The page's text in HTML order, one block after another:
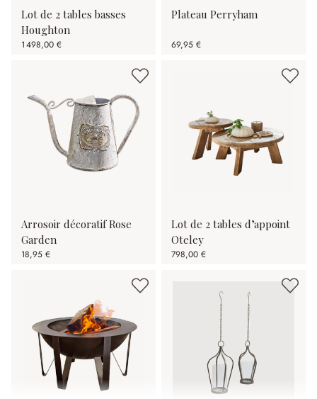
Lot de 2 tables basses
Houghton
1 498,00 €
Plateau Perryham
69,95 €
Arrosoir décoratif Rose
Garden
18,95 €
Lot de 2 tables d’appoint
Oteley
798,00 €